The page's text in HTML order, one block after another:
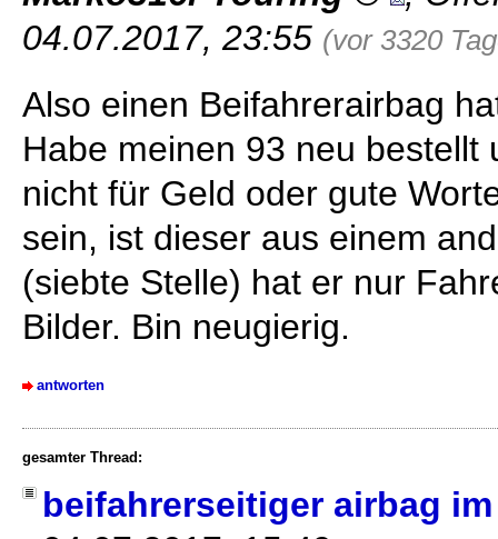
04.07.2017, 23:55 (vor 3320
Also einen Beifahrerairbag
Habe meinen 93 neu bestellt
nicht für Geld oder gute
sein, ist dieser aus einem
(siebte Stelle) hat er nur
Bilder. Bin neugierig.
antworten
gesamter Thread:
beifahrerseitiger airbag